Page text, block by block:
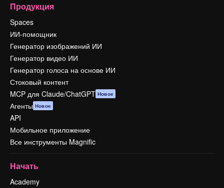
Продукция
Spaces
ИИ-помощник
Генератор изображений ИИ
Генератор видео ИИ
Генератор голоса на основе ИИ
Стоковый контент
MCP для Claude/ChatGPT Новое
Агенты Новое
API
Мобильное приложение
Все инструменты Magnific
Начать
Academy